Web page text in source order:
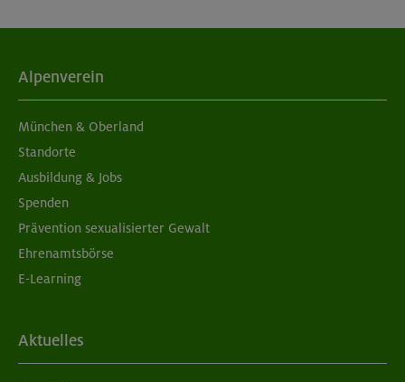
Alpenverein
München & Oberland
Standorte
Ausbildung & Jobs
Spenden
Prävention sexualisierter Gewalt
Ehrenamtsbörse
E-Learning
Aktuelles